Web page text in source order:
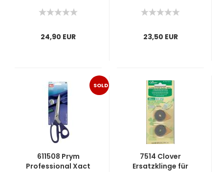
24,90 EUR 23,50 EUR
SOLD
611508 Prym
Professional Xact
7514 Clover
Ersatzklinge für